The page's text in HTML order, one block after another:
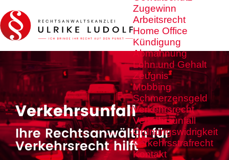
Zugewinn
Arbeitsrecht
Home Office
Kündigung
Abmahnung
Lohn und Gehalt
Zeugnis
Mobbing
Schmerzensgeld
Verkehrsrecht
Verkehrsunfall
Ordnungswidrigkeit
Verkehrsstrafrecht
Kontakt
Verkehrsunfall
Ihre Rechtsanwältin für
Verkehrsrecht hilft